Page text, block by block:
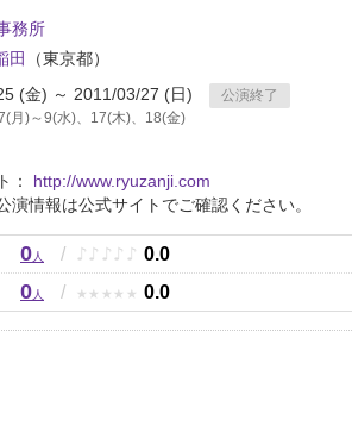
務所
田
（東京都）
(金) ～ 2011/03/27 (日)
公演終了
月)～9(水)、17(木)、18(金)
： http://www.ryuzanji.com
演情報は公式サイトでご確認ください。
0人 / ♪ ♪ ♪ ♪ ♪ 0.0
0人 / ★ ★ ★ ★ ★ 0.0